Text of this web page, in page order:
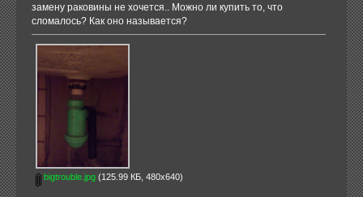
замену раковины не хочется.. Можно ли купить то, что
сломалось? Как оно называется?
bigtrouble.jpg (125.99 КБ, 480x640)